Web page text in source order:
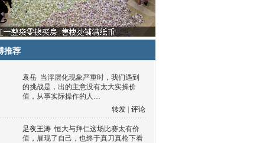
推荐
袁岳 当浮层化现象严重时，我们遇到
的挑战是，出的主意没有太大实操价
值，从事实际操作的人…
转发
评论
足夜王涛 恒大与拜仁这场比赛太有价
值，展现了自己，也终于真刀真枪下看